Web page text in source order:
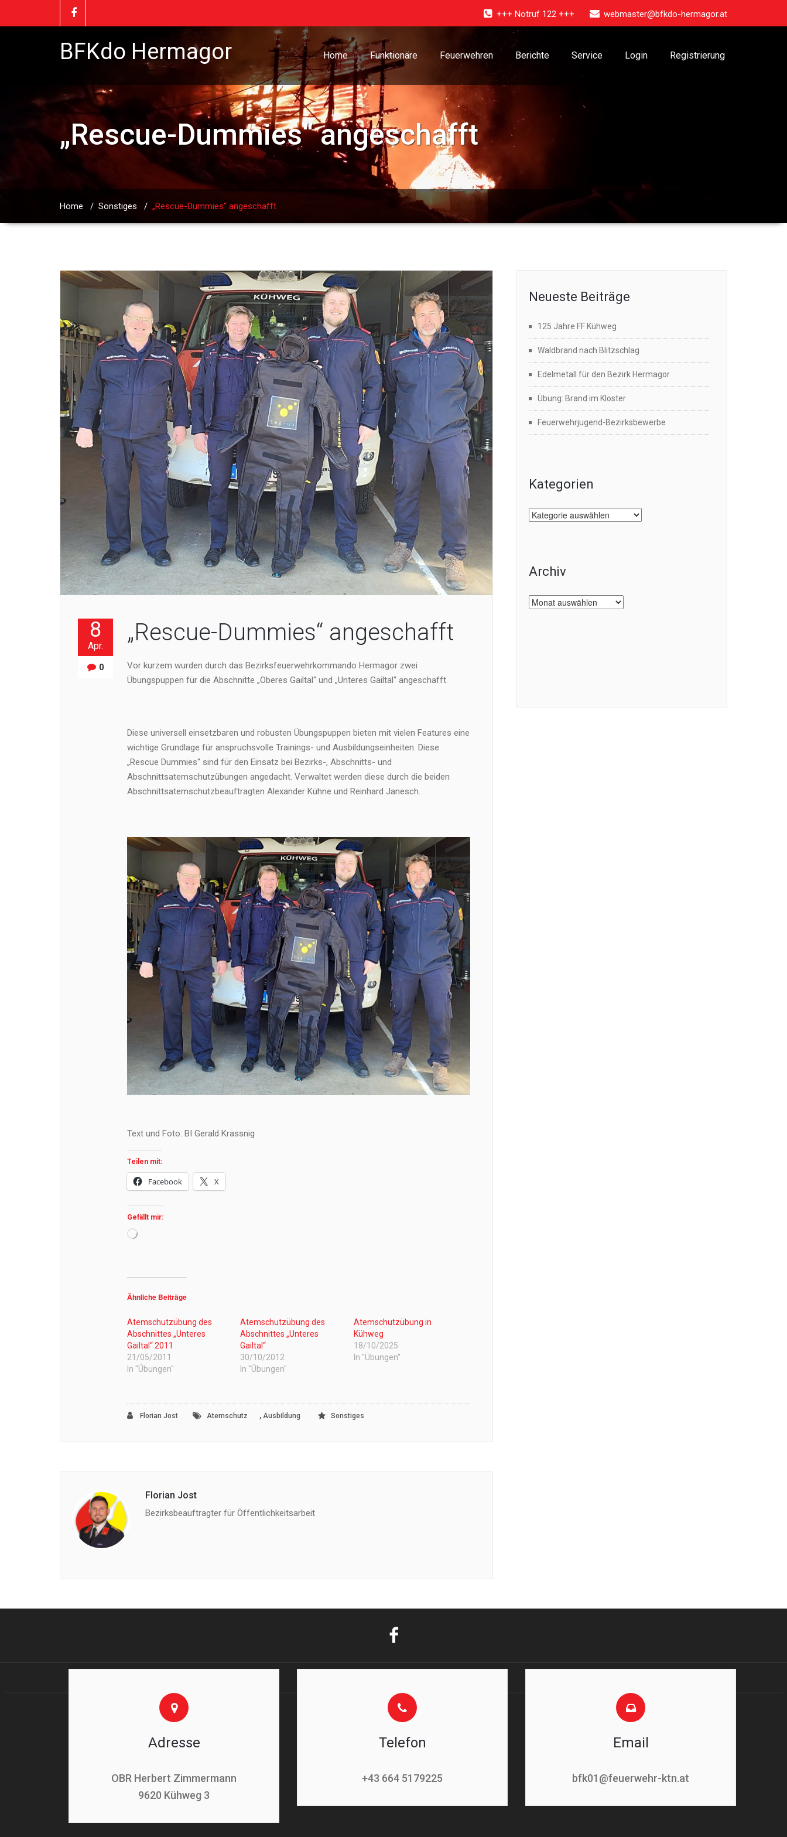
+++ Notruf 122 +++ webmaster@bfkdo-hermagor.at
BFKdo Hermagor Home Funktionäre Feuerwehren Berichte Service Login Registrierung
„Rescue-Dummies“ angeschafft
Home / Sonstiges / „Rescue-Dummies“ angeschafft
8
Apr.
0
„Rescue-Dummies“ angeschafft
Vor kurzem wurden durch das Bezirksfeuerwehrkommando Hermagor zwei
Übungspuppen für die Abschnitte „Oberes Gailtal“ und „Unteres Gailtal“ angeschafft.
Diese universell einsetzbaren und robusten Übungspuppen bieten mit vielen Features eine
wichtige Grundlage für anspruchsvolle Trainings- und Ausbildungseinheiten. Diese
„Rescue Dummies“ sind für den Einsatz bei Bezirks-, Abschnitts- und
Abschnittsatemschutzübungen angedacht. Verwaltet werden diese durch die beiden
Abschnittsatemschutzbeauftragten Alexander Kühne und Reinhard Janesch.
Text und Foto: BI Gerald Krassnig
Teilen mit:
Facebook X
Gefällt mir:
Wird
Ähnliche Beiträge
Atemschutzübung des
Abschnittes „Unteres
Gailtal“ 2011
21/05/2011
In "Übungen"
Atemschutzübung des
Abschnittes „Unteres
Gailtal“
30/10/2012
In "Übungen"
Atemschutzübung in
Kühweg
18/10/2025
In "Übungen"
Florian Jost Atemschutz , Ausbildung Sonstiges
Florian Jost
Bezirksbeauftragter für Öffentlichkeitsarbeit
Neueste Beiträge
125 Jahre FF Kühweg
Waldbrand nach Blitzschlag
Edelmetall für den Bezirk Hermagor
Übung: Brand im Kloster
Feuerwehrjugend-Bezirksbewerbe
Kategorien
Kategorien
Archiv
Archiv
Adresse
OBR Herbert Zimmermann
9620 Kühweg 3
Telefon
+43 664 5179225
Email
bfk01@feuerwehr-ktn.at